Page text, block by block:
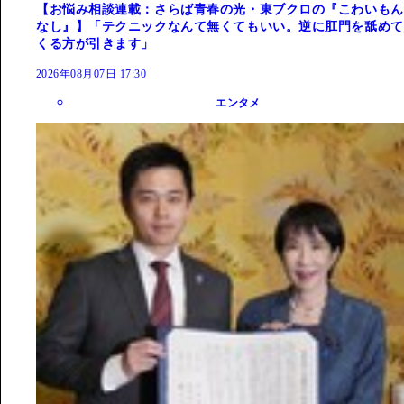
【お悩み相談連載：さらば青春の光・東ブクロの『こわいもん
なし』】「テクニックなんて無くてもいい。逆に肛門を舐めて
くる方が引きます」
2026年08月07日 17:30
エンタメ